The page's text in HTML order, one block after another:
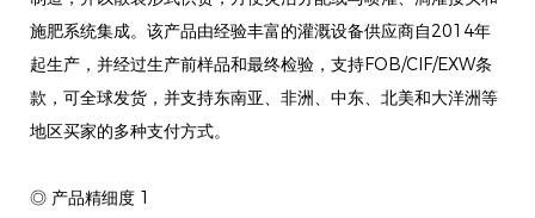
施肥系统集成。该产品由经验丰富的灌溉设备供应商自2014年
起生产，并经过生产前样品和最终检验，支持FOB/CIF/EXW条
款，可全球发货，并支持东南亚、非洲、中东、北美和大洋洲等
地区买家的多种支付方式。
◎ 产品精细度 1